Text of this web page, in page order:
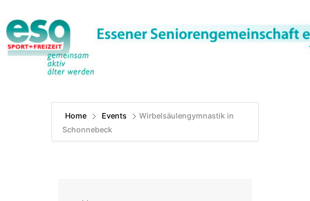
Inhalt
springen
Home Events
Wirbelsäulengymnastik in
Schonnebeck